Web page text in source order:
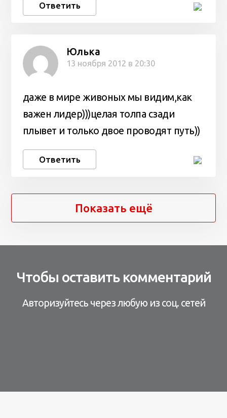
Ответить
Юлька
13 ноября 2012 в 20:30
даже в мире живоных мы видим,как
важен лидер)))целая толпа сзади
плывет и только двое проводят путь))
Ответить
Показать ещё
Чтобы оставить комментарий
Авторизуйтесь через любую из соц. сетей